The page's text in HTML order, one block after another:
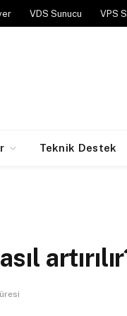
VDS Sunucu VPS
Teknik Destek